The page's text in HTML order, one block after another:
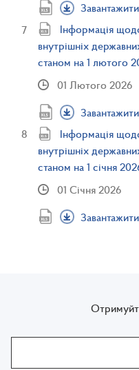
Завантажити
Інформація
внутрішніх
станом на 1 лютого
01 Лютого 2026
Завантажити
Інформація
внутрішніх
станом на 1 січня
01 Січня 2026
Завантажити